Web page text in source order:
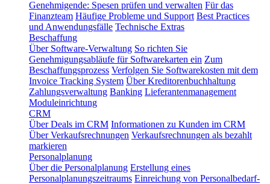
Genehmigende: Spesen prüfen und verwalten Für das
Finanzteam Häufige Probleme und Support Best Practices
und Anwendungsfälle Technische Extras
Beschaffung
Über Software-Verwaltung So richten Sie
Genehmigungsabläufe für Softwarekarten ein Zum
Beschaffungsprozess Verfolgen Sie Softwarekosten mit dem
Invoice Tracking System Über Kreditorenbuchhaltung
Zahlungsverwaltung Banking Lieferantenmanagement
Moduleinrichtung
CRM
Über Deals im CRM Informationen zu Kunden im CRM
Über Verkaufsrechnungen Verkaufsrechnungen als bezahlt
markieren
Personalplanung
Über die Personalplanung Erstellung eines
Personalplanungszeitraums Einreichung von Personalbedarf-